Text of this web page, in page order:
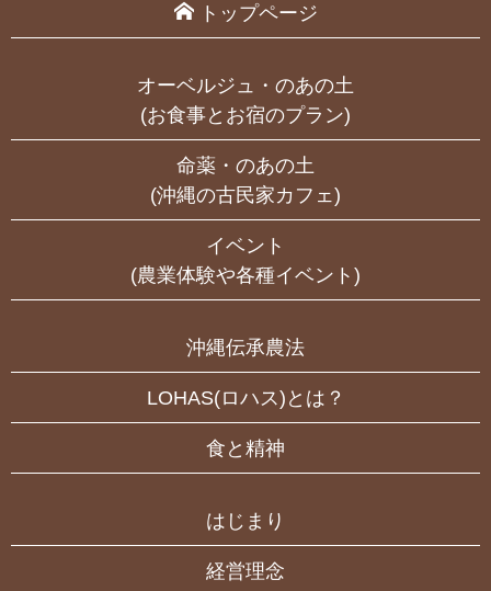
トップページ
オーベルジュ・のあの土
(お食事とお宿のプラン)
命薬・のあの土
(沖縄の古民家カフェ)
イベント
(農業体験や各種イベント)
沖縄伝承農法
LOHAS(ロハス)とは？
食と精神
はじまり
経営理念